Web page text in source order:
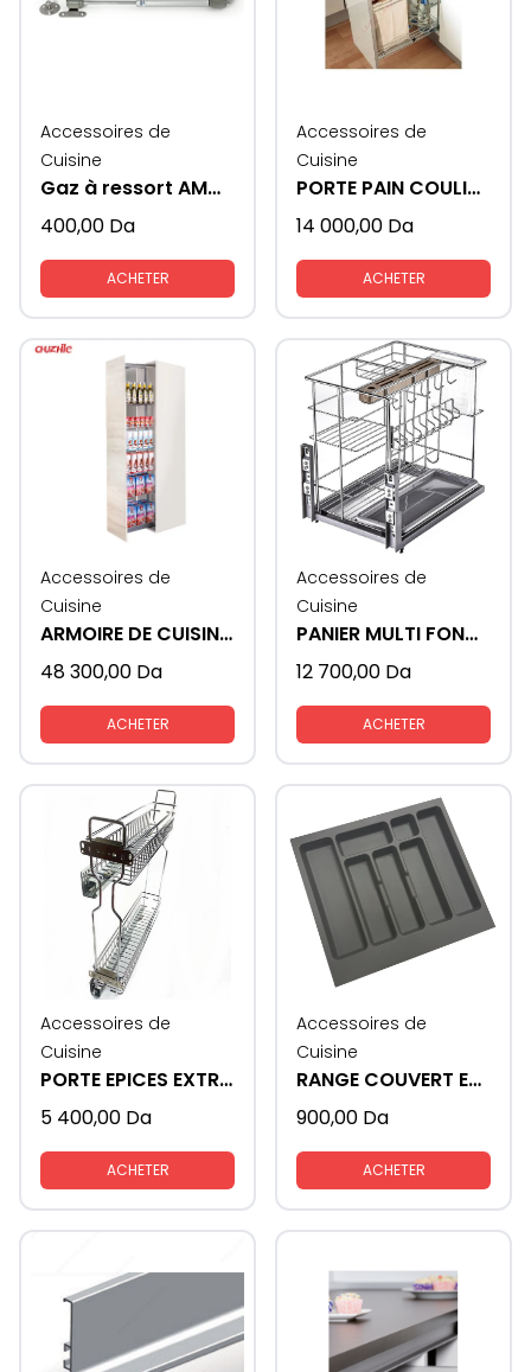
Accessoires de
Cuisine
Gaz à ressort AMORTISSEUR
400,00 Da
ACHETER
Accessoires de
Cuisine
PORTE PAIN COULISSANTE
14 000,00 Da
ACHETER
Accessoires de
Cuisine
ARMOIRE DE CUISINE COULISSANTE CABINET 60 CM
48 300,00 Da
ACHETER
Accessoires de
Cuisine
PANIER MULTI FONCTION
12 700,00 Da
ACHETER
Accessoires de
Cuisine
PORTE EPICES EXTRACTIBLE
5 400,00 Da
ACHETER
Accessoires de
Cuisine
RANGE COUVERT EN PLASTIQUE
900,00 Da
ACHETER